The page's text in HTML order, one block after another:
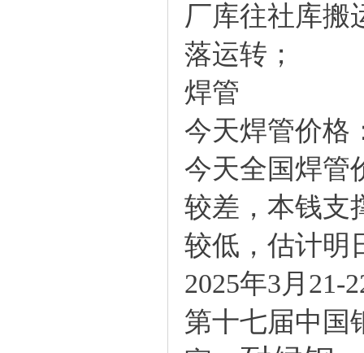
厂库往社库搬
落运转；
焊管
今天焊管价格
今天全国焊管
较差，本钱支
较低，估计明
2025年3月21-
第十七届中国